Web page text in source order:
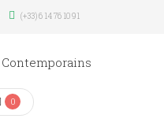
(+33) 6 14 76 10 91
0